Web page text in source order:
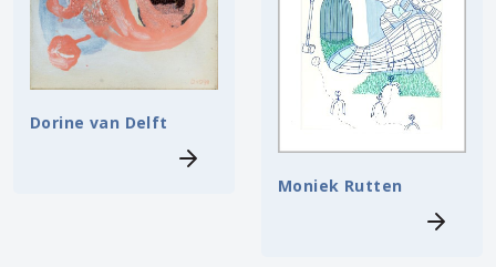
Dorine van Delft
Moniek Rutten